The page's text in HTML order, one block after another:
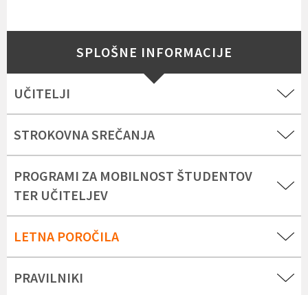
SPLOŠNE INFORMACIJE
UČITELJI
STROKOVNA SREČANJA
PROGRAMI ZA MOBILNOST ŠTUDENTOV
TER UČITELJEV
LETNA POROČILA
PRAVILNIKI